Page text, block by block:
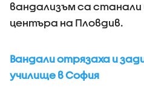
вандализъм са станали
центъра на Пловдив.
Вандали отрязаха и
училище в София